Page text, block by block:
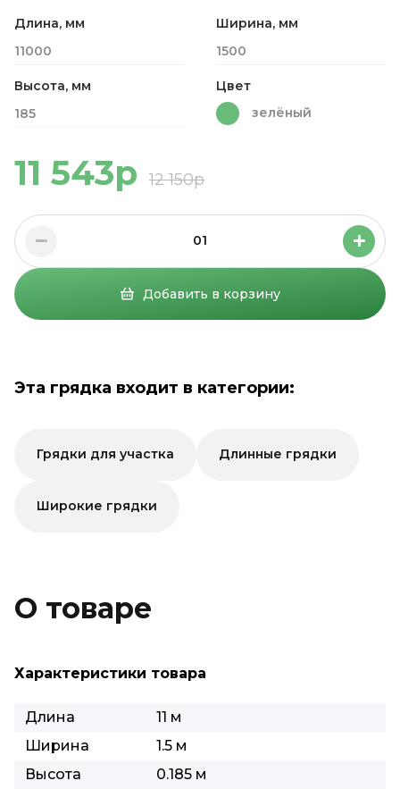
Длина, мм
11000
Ширина, мм
1500
Высота, мм
185
Цвет
зелёный
11 543р 12 150р
01
Добавить в корзину
Эта грядка входит в категории:
Грядки для участка Длинные грядки
Широкие грядки
О товаре
Характеристики товара
Длина
11 м
Ширина
1.5 м
Высота
0.185 м